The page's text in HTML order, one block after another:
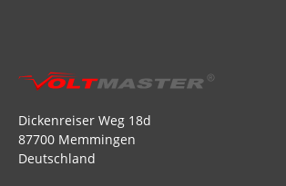
Dickenreiser Weg 18d
87700 Memmingen
Deutschland